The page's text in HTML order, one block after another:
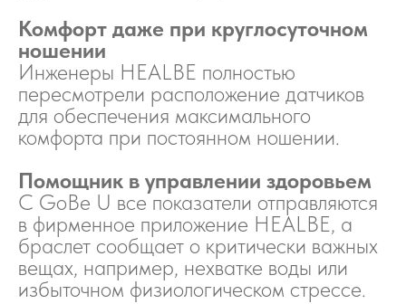
Комфорт даже при круглосуточном
ношении
Инженеры HEALBE полностью
пересмотрели расположение датчиков
для обеспечения максимального
комфорта при постоянном ношении.
Помощник в управлении здоровьем
С GoBe U все показатели отправляются
в фирменное приложение HEALBE, а
браслет сообщает о критически важных
вещах, например, нехватке воды или
избыточном физиологическом стрессе.